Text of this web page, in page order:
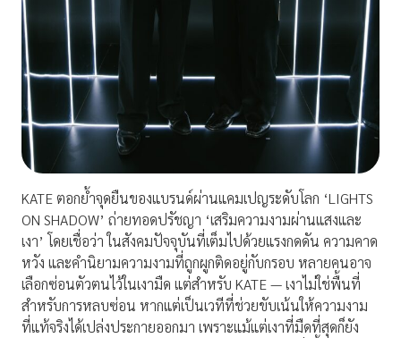
KATE ตอกย้ำจุดยืนของแบรนด์ผ่านแคมเปญระดับโลก ‘LIGHTS
ON SHADOW’ ถ่ายทอดปรัชญา ‘เสริมความงามผ่านแสงและ
เงา’ โดยเชื่อว่า ในสังคมปัจจุบันที่เต็มไปด้วยแรงกดดัน ความคาด
หวัง และคำนิยามความงามที่ถูกผูกติดอยู่กับกรอบ หลายคนอาจ
เลือกซ่อนตัวตนไว้ในเงามืด แต่สำหรับ KATE — เงาไม่ใช่พื้นที่
สำหรับการหลบซ่อน หากแต่เป็นเวทีที่ช่วยขับเน้นให้ความงาม
ที่แท้จริงได้เปล่งประกายออกมา เพราะแม้แต่เงาที่มืดที่สุดก็ยัง